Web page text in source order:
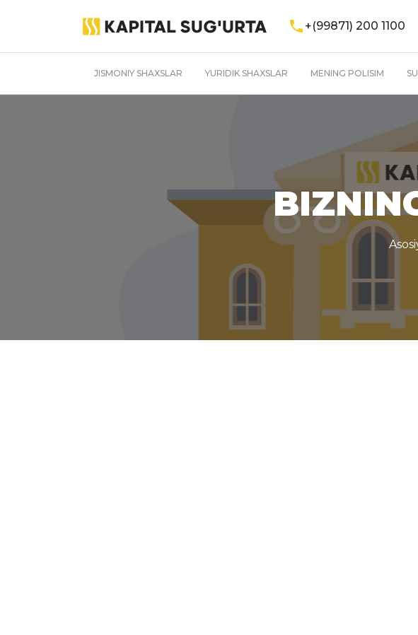
+(99871) 200 1100
JISMONIY SHAXSLAR YURIDIK SHAXSLAR MENING POLISIM